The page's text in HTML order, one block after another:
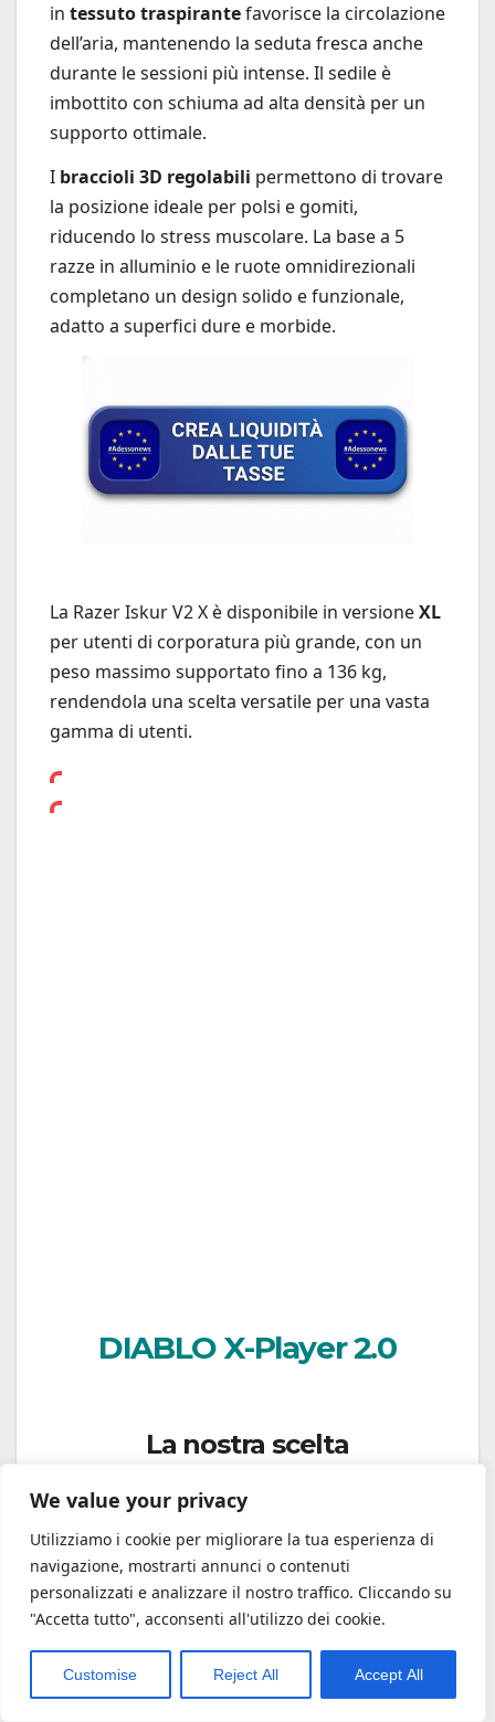
We value your privacy
Utilizziamo i cookie per migliorare la tua esperienza di
navigazione, mostrarti annunci o contenuti
personalizzati e analizzare il nostro traffico. Cliccando su
"Accetta tutto", acconsenti all'utilizzo dei cookie.
Customise Reject All Accept All
in tessuto traspirantefavorisce la circolazione
dell’aria, mantenendo la seduta fresca anche
durante le sessioni più intense. Il sedile è
imbottito con schiuma ad alta densità per un
supporto ottimale.
I braccioli 3D regolabili permettono di trovare
la posizione ideale per polsi e gomiti,
riducendo lo stress muscolare. La base a 5
razze in alluminio e le ruote omnidirezionali
completano un design solido e funzionale,
adatto a superfici dure e morbide.
La Razer Iskur V2 X è disponibile in versioneXL
per utenti di corporatura più grande, con un
peso massimo supportato fino a 136 kg,
rendendola una scelta versatile per una vasta
gamma di utenti.
DIABLO X-Player 2.0
La nostra scelta
Una poltrona da gaming comoda ed elegante,
desiderare.
Tessuto Honeycomb traspirante, ideale per
lunghe sessioni, Braccioli 3D regolabili in tre